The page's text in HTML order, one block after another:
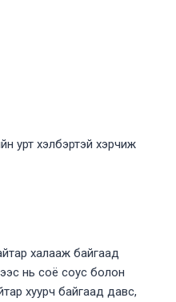
урт хэлбэртэй хэрчиж
халааж байгаад
нь соё соус болон
хуурч байгаад давс,